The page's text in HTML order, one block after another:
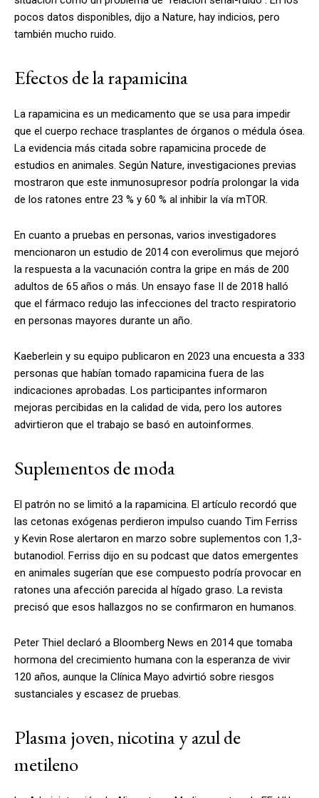
pocos datos disponibles, dijo a Nature, hay indicios, pero
también mucho ruido.
Efectos de la rapamicina
La rapamicina es un medicamento que se usa para impedir
que el cuerpo rechace trasplantes de órganos o médula ósea.
La evidencia más citada sobre rapamicina procede de
estudios en animales. Según Nature, investigaciones previas
mostraron que este inmunosupresor podría prolongar la vida
de los ratones entre 23 % y 60 % al inhibir la vía mTOR.
En cuanto a pruebas en personas, varios investigadores
mencionaron un estudio de 2014 con everolimus que mejoró
la respuesta a la vacunación contra la gripe en más de 200
adultos de 65 años o más. Un ensayo fase II de 2018 halló
que el fármaco redujo las infecciones del tracto respiratorio
en personas mayores durante un año.
Kaeberlein y su equipo publicaron en 2023 una encuesta a 333
personas que habían tomado rapamicina fuera de las
indicaciones aprobadas. Los participantes informaron
mejoras percibidas en la calidad de vida, pero los autores
advirtieron que el trabajo se basó en autoinformes.
Suplementos de moda
El patrón no se limitó a la rapamicina. El artículo recordó que
las cetonas exógenas perdieron impulso cuando Tim Ferriss
y Kevin Rose alertaron en marzo sobre suplementos con 1,3-
butanodiol. Ferriss dijo en su podcast que datos emergentes
en animales sugerían que ese compuesto podría provocar en
ratones una afección parecida al hígado graso. La revista
precisó que esos hallazgos no se confirmaron en humanos.
Peter Thiel declaró a Bloomberg News en 2014 que tomaba
hormona del crecimiento humana con la esperanza de vivir
120 años, aunque la Clínica Mayo advirtió sobre riesgos
sustanciales y escasez de pruebas.
Plasma joven, nicotina y azul de
metileno